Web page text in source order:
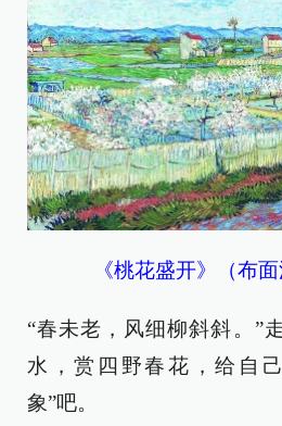
《桃花盛开》（布
“春未老，风细柳斜斜。”
水，赏四野春花，给自
象”吧。